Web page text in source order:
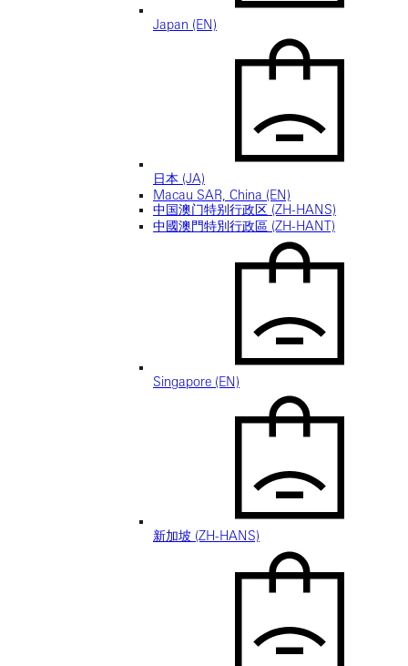
Japan (EN)
日本 (JA)
Macau SAR, China (EN)
中国澳门特别行政区 (ZH-HANS)
中國澳門特別行政區 (ZH-HANT)
Singapore (EN)
新加坡 (ZH-HANS)